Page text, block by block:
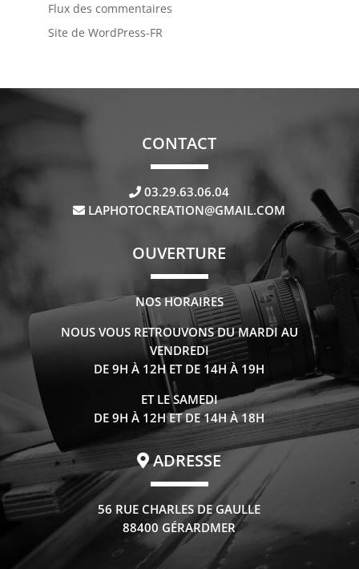
Flux des commentaires
Site de WordPress-FR
CONTACT
03.29.63.06.04
LAPHOTOCREATION@GMAIL.COM
OUVERTURE
NOS HORAIRES
NOUS VOUS RETROUVONS DU MARDI AU
VENDREDI
DE 9H À 12H ET DE 14H À 19H
ET LE SAMEDI
DE 9H À 12H ET DE 14H À 18H
ADRESSE
56 RUE CHARLES DE GAULLE
88400 GÉRARDMER